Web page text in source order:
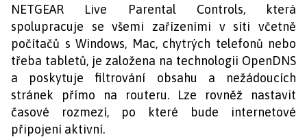
NETGEAR Live Parental Controls, která
spolupracuje se všemi zařízeními v síti včetně
počítačů s Windows, Mac, chytrých telefonů nebo
třeba tabletů, je založena na technologii OpenDNS
a poskytuje filtrování obsahu a nežádoucích
stránek přímo na routeru. Lze rovněž nastavit
časové rozmezí, po které bude internetové
připojení aktivní.